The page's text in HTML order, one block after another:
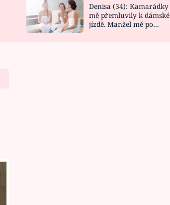
DESIGN
Denisa (34): Kamarádky
mě přemluvily k dámské
jízdě. Manžel mě po